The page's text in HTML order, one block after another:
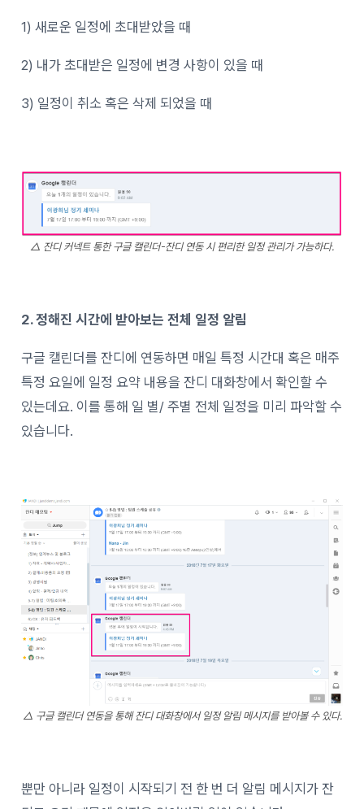
1) 새로운 일정에 초대받았을 때
2) 내가 초대받은 일정에 변경 사항이 있을 때
3) 일정이 취소 혹은 삭제 되었을 때
△ 잔디 커넥트 통한 구글 캘린더-잔디 연동 시 편리한 일정 관리가 가능하다.
2. 정해진 시간에 받아보는 전체 일정 알림
구글 캘린더를 잔디에 연동하면 매일 특정 시간대 혹은 매주
특정 요일에 일정 요약 내용을 잔디 대화창에서 확인할 수
있는데요. 이를 통해 일 별/ 주별 전체 일정을 미리 파악할 수
있습니다.
△ 구글 캘린더 연동을 통해 잔디 대화창에서 일정 알림 메시지를 받아볼 수 있다.
뿐만 아니라 일정이 시작되기 전 한 번 더 알림 메시지가 잔